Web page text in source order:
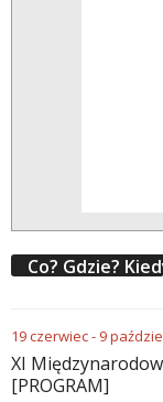
Co? Gdzie?
19czerwiec- 9
XI
[PROGRAM]